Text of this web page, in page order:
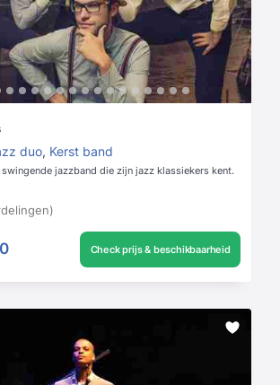
duo, Kerst band
jazzband die zijn jazz klassiekers kent.
Check prijs & beschikbaarheid